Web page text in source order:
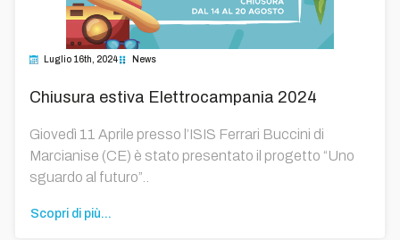
Luglio 16th, 2024 News
Chiusura estiva Elettrocampania 2024
Giovedì 11 Aprile presso l’ISIS Ferrari Buccini di
Marcianise (CE) è stato presentato il progetto “Uno
sguardo al futuro”..
Scopri di più...